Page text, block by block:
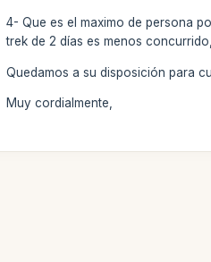
4- Que es el maximo de persona
trek de 2 días es menos
Quedamos a su disposición para
Muy cordialmente,